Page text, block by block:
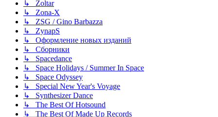
↳ Zoltar
↳ Zona-X
↳ ZSG / Gino Barbazza
↳ ZynapS
↳ Оформление новых изданий
↳ Сборники
↳ Spacedance
↳ Space Holidays / Summer In Space
↳ Space Odyssey
↳ Special New Year's Voyage
↳ Synthesizer Dance
↳ The Best Of Hotsound
↳ The Best Of Made Up Records